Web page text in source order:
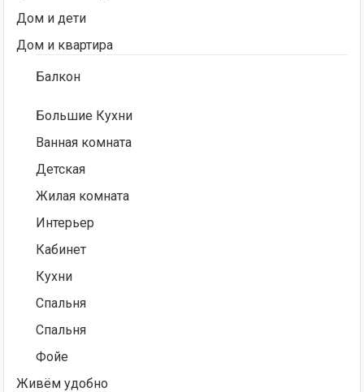
Дом и дети
Дом и квартира
Балкон
Большие Кухни
Ванная комната
Детская
Жилая комната
Интерьер
Кабинет
Кухни
Спальня
Спальня
Фойе
Живём удобно